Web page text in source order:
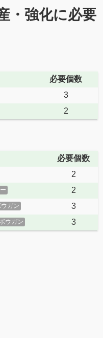
・強化に必要
必要個数
3
2
必要個数
2
2
ガン
3
ウガン 3